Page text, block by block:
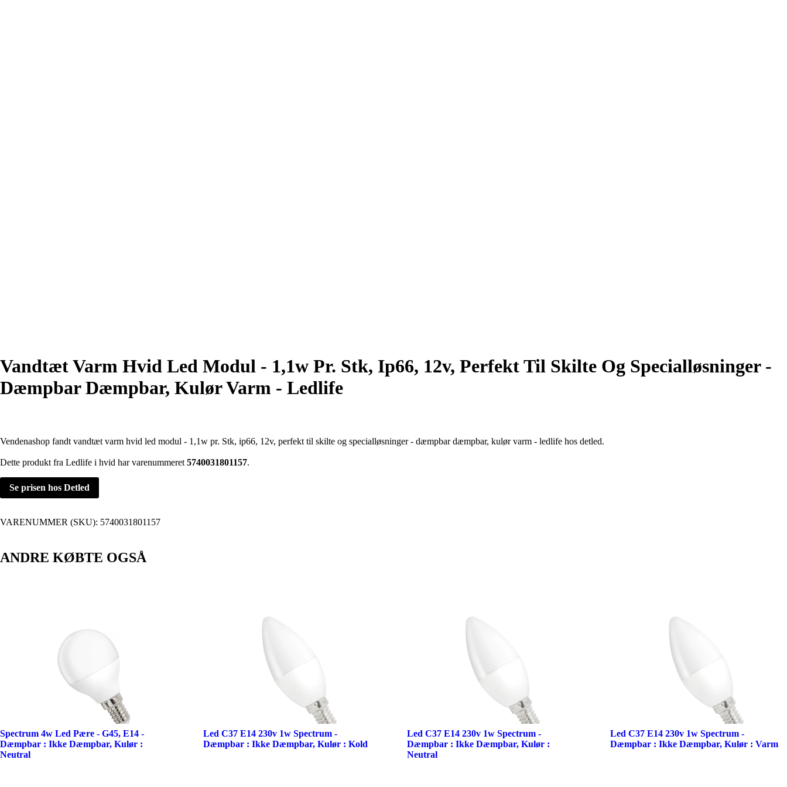
Vandtæt Varm Hvid Led Modul - 1,1w Pr. Stk, Ip66, 12v, Perfekt Til Skilte Og Specialløsninger -
Dæmpbar Dæmpbar, Kulør Varm - Ledlife
Vendenashop fandt vandtæt varm hvid led modul - 1,1w pr. Stk, ip66, 12v, perfekt til skilte og specialløsninger - dæmpbar dæmpbar, kulør varm - ledlife hos detled.
Dette produkt fra Ledlife i hvid har varenummeret 5740031801157.
Se prisen hos Detled
VARENUMMER (SKU): 5740031801157
ANDRE KØBTE OGSÅ
Spectrum 4w Led Pære - G45, E14 -
Dæmpbar : Ikke Dæmpbar, Kulør :
Neutral
Led C37 E14 230v 1w Spectrum -
Dæmpbar : Ikke Dæmpbar, Kulør : Kold
Led C37 E14 230v 1w Spectrum -
Dæmpbar : Ikke Dæmpbar, Kulør :
Neutral
Led C37 E14 230v 1w Spectrum -
Dæmpbar : Ikke Dæmpbar, Kulør : Varm